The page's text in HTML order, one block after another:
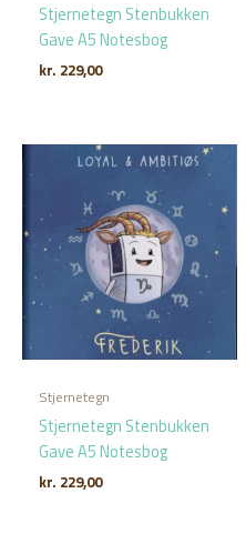
Stjernetegn Stenbukken
Gave A5 Notesbog
kr. 229,00
Stjernetegn
Stjernetegn Stenbukken
Gave A5 Notesbog
kr. 229,00